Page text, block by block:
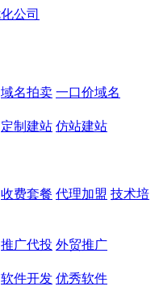
域名拍卖 一口价域名
定制建站 仿站建站
收费套餐 代理加盟 技术培
推广代投 外贸推广
软件开发 优秀软件